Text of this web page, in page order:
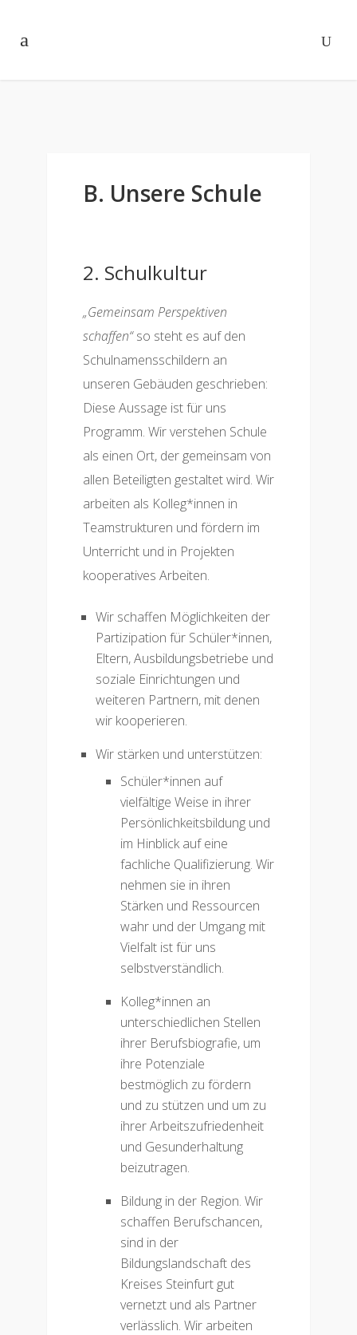
B. Unsere Schule
2. Schulkultur
„Gemeinsam Perspektiven
schaffen“so steht es auf den
Schulnamensschildern an
unseren Gebäuden geschrieben:
Diese Aussage ist für uns
Programm. Wir verstehen Schule
als einen Ort, der gemeinsam von
allen Beteiligten gestaltet wird. Wir
arbeiten als Kolleg*innen in
Teamstrukturen und fördern im
Unterricht und in Projekten
kooperatives Arbeiten.
Wir schaffen Möglichkeiten der
Partizipation für Schüler*innen,
Eltern, Ausbildungsbetriebe und
soziale Einrichtungen und
weiteren Partnern, mit denen
wir kooperieren.
Wir stärken und unterstützen:
Schüler*innen auf
vielfältige Weise in ihrer
Persönlichkeitsbildung und
im Hinblick auf eine
fachliche Qualifizierung. Wir
nehmen sie in ihren
Stärken und Ressourcen
wahr und der Umgang mit
Vielfalt ist für uns
selbstverständlich.
Kolleg*innen an
unterschiedlichen Stellen
ihrer Berufsbiografie, um
ihre Potenziale
bestmöglich zu fördern
und zu stützen und um zu
ihrer Arbeitszufriedenheit
und Gesunderhaltung
beizutragen.
Bildung in der Region. Wir
schaffen Berufschancen,
sind in der
Bildungslandschaft des
Kreises Steinfurt gut
vernetzt und als Partner
verlässlich. Wir arbeiten